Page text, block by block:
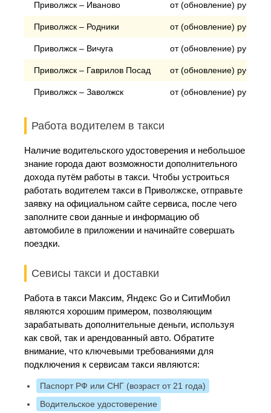
Приволжск – Иваново от (обновление) рублей
Приволжск – Родники от (обновление) рублей
Приволжск – Вичуга от (обновление) рублей
Приволжск – Гаврилов Посад от (обновление) рублей
Приволжск – Заволжск от (обновление) рублей
Работа водителем в такси
Наличие водительского удостоверения и небольшое
знание города дают возможности дополнительного
дохода путём работы в такси. Чтобы устроиться
работать водителем такси в Приволжске, отправьте
заявку на официальном сайте сервиса, после чего
заполните свои данные и информацию об
автомобиле в приложении и начинайте совершать
поездки.
Севисы такси и доставки
Работа в такси Максим, Яндекс Go и СитиМобил
являются хорошим примером, позволяющим
зарабатывать дополнительные деньги, используя
как свой, так и арендованный авто. Обратите
внимание, что ключевыми требованиями для
подключения к сервисам такси являются:
Паспорт РФ или СНГ (возраст от 21 года)
Водительское удостоверение